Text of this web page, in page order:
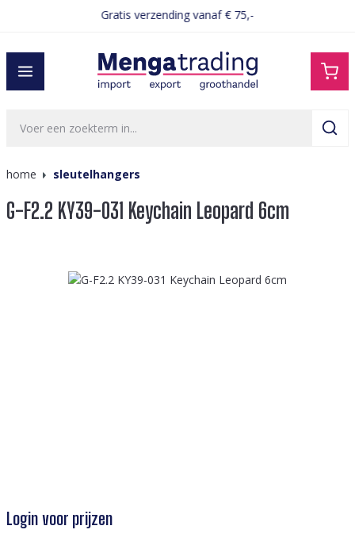
Gratis verzending vanaf € 75,-
home sleutelhangers
G-F2.2 KY39-031 Keychain Leopard 6cm
Afbeeldingengalerij overslaan
Login voor prijzen